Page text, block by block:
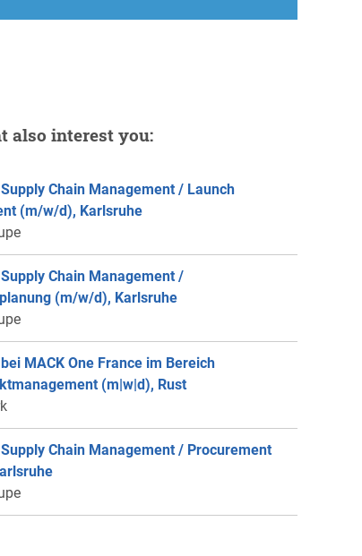
also interest you:
Chain Management / Launch
(m/w/d), Karlsruhe
Chain Management /
(m/w/d), Karlsruhe
MACK One France im Bereich
(m|w|d), Rust
Chain Management / Procurement